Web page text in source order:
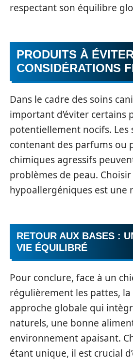
respectant son équilibre
PRODUITS À
CONSIDÉRATIONS
Dans le cadre des soins
important d’éviter certains
potentiellement nocifs. Les
contenant des parfums ou
chimiques agressifs
problèmes de peau.
hypoallergéniques est une
RETOUR AUX BASES :
VIE ÉQUILIBRÉ
Pour conclure, face à un
régulièrement les pattes, la
approche globale qui
naturels, une bonne
environnement apaisant.
étant unique, il est crucial